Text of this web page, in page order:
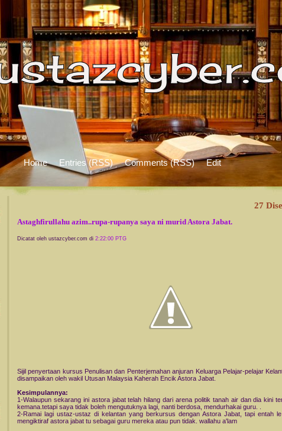
Home Entries (RSS) Comments (RSS) Edit
27
Astaghfirullahu azim..rupa-rupanya saya ni murid Astora Jabat.
Dicatat oleh ustazcyber.com di 2:22:00 PTG
Sijil penyertaan kursus Penulisan dan Penterjemahan anjuran Keluarga Pelajar-pelajar
disampaikan oleh wakil Utusan Malaysia Kaherah Encik Astora Jabat.
Kesimpulannya:
1-Walaupun sekarang ini astora jabat telah hilang dari arena politik tanah air dan dia kini
kemana.tetapi saya tidak boleh mengutuknya lagi, nanti berdosa, mendurhakai guru. .
2-Ramai lagi ustaz-ustaz di kelantan yang berkursus dengan Astora Jabat, tapi entah
mengiktiraf astora jabat tu sebagai guru mereka atau pun tidak. wallahu a'lam